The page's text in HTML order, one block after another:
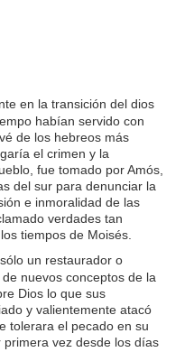
en la transición del dios
habían servido con
de los hebreos más
el crimen y la
fue tomado por Amós,
del sur para denunciar la
e inmoralidad de las
verdades tan
tiempos de Moisés.
un restaurador o
nuevos conceptos de la
Dios lo que sus
y valientemente atacó
tolerara el pecado en su
vez desde los días